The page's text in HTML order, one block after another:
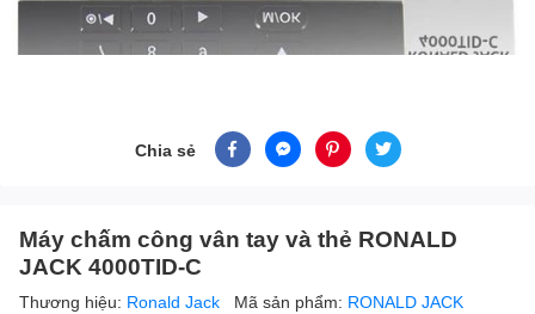
Chia sẻ
Máy chấm công vân tay và thẻ RONALD
JACK 4000TID-C
Thương hiệu: Ronald Jack Mã sản phẩm: RONALD JACK